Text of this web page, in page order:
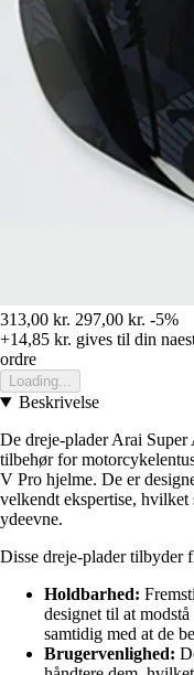
313,00 kr. 297,00 kr. -5%
+14,85 kr. gives til din
ordre
Loading...
Beskrivelse
De dreje-plader Arai
tilbehør for
V Pro hjelme. De er
velkendt ekspertise,
ydeevne.
Disse dreje-plader tilbyder
Holdbarhed:
designet til at
samtidig med at de
Brugervenlighed: